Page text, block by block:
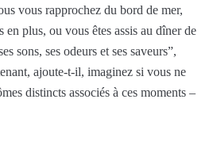
vous rapprochez du bord de mer,
en plus, ou vous êtes assis au dîner de
sons, ses odeurs et ses saveurs”,
ajoute-t-il, imaginez si vous ne
distincts associés à ces moments –